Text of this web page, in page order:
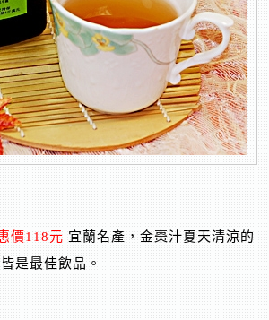
價118元 宜蘭名產，金棗汁夏天清涼的
是最佳飲品。